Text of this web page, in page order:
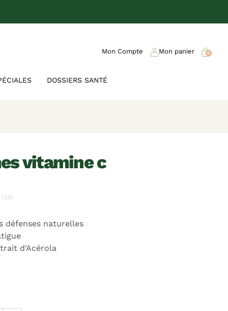
DOSSIERS SANTÉ
Mon Compte Mon panier 0
vitamine c
(26)
défenses naturelles
d'Acérola